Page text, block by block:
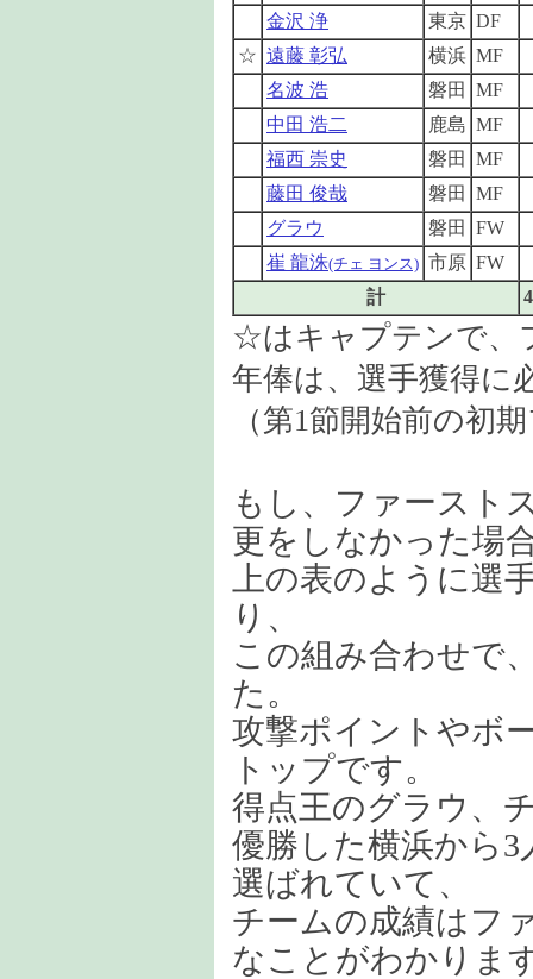
金沢 浄
東京 DF
☆ 遠藤 彰弘 横浜 MF
名波 浩
磐田
MF
中田 浩二
鹿島 MF
福西 崇史
磐田
MF
藤田 俊哉
磐田
MF
グラウ
磐田
FW
崔 龍洙(チェ ヨンス) 市原 FW
計
☆はキャプテンで、
年俸は、選手獲得に
（第1節開始前の初
もし、ファースト
更をしなかった場
上の表のように選
り、
この組み合わせで
た。
攻撃ポイントやボ
トップです。
得点王のグラウ、
優勝した横浜から3
選ばれていて、
チームの成績はフ
なことがわかりま